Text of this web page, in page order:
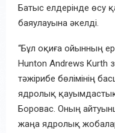
Батыс елдерінде өсу
баяулауына әкелді.
“Бұл оқиға ойынның
Hunton Andrews
тәжірибе бөлімінің
ядролық
Боровас. Оның
жаңа ядролық